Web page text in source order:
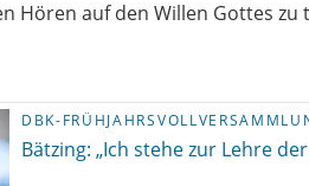
Hören auf den Willen Gottes zu
DBK-
Bätzing: „Ich stehe zur Lehre